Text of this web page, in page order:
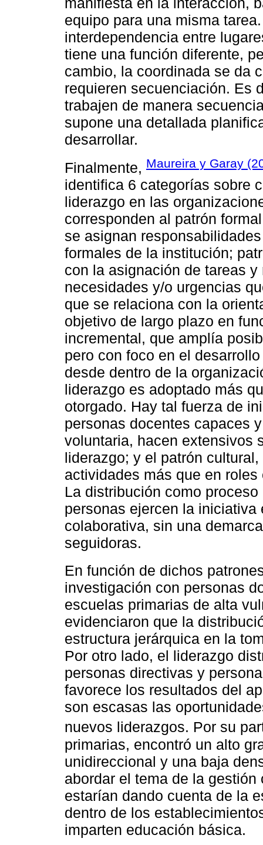
equipo para una misma
interdependencia entre
tiene una función diferente,
cambio, la coordinada se da
requieren secuenciación. Es
trabajen de manera
supone una detallada
desarrollar.
Finalmente, Maureira y Garay
identifica 6 categorías sobre
liderazgo en las
corresponden al patrón
se asignan
formales de la institución;
con la asignación de tareas
necesidades y/o urgencias
que se relaciona con la
objetivo de largo plazo en
incremental, que amplía
pero con foco en el
desde dentro de la
liderazgo es adoptado más
otorgado. Hay tal fuerza de
personas docentes capaces
voluntaria, hacen extensivos
liderazgo; y el patrón
actividades más que en
La distribución como
personas ejercen la
colaborativa, sin una
seguidoras.
En función de dichos
investigación con personas
escuelas primarias de alta
evidenciaron que la
estructura jerárquica en la
Por otro lado, el liderazgo
personas directivas y
favorece los resultados del
son escasas las
nuevos liderazgos. Por su
primarias, encontró un alto
unidireccional y una baja
abordar el tema de la
estarían dando cuenta de la
dentro de los
imparten educación básica.